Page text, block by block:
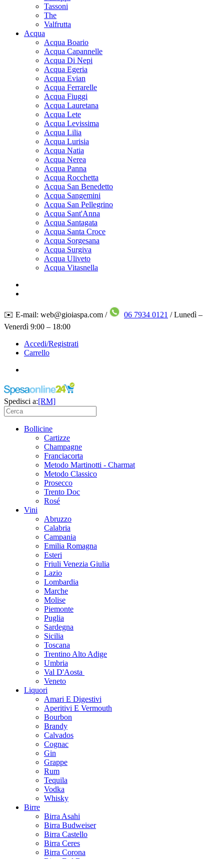
Tassoni
The
Valfrutta
Acqua
Acqua Boario
Acqua Capannelle
Acqua Di Nepi
Acqua Egeria
Acqua Evian
Acqua Ferrarelle
Acqua Fiuggi
Acqua Lauretana
Acqua Lete
Acqua Levissima
Acqua Lilia
Acqua Lurisia
Acqua Natia
Acqua Nerea
Acqua Panna
Acqua Rocchetta
Acqua San Benedetto
Acqua Sangemini
Acqua San Pellegrino
Acqua Sant'Anna
Acqua Santagata
Acqua Santa Croce
Acqua Sorgesana
Acqua Surgiva
Acqua Uliveto
Acqua Vitasnella
✉️ E-mail: web@gioiaspa.com / 06 7934 0121 / Lunedì –
Venerdì 9:00 – 18:00
Accedi/Registrati
Carrello
Spedisci a:[RM]
Bollicine
Cartizze
Champagne
Franciacorta
Metodo Martinotti - Charmat
Metodo Classico
Prosecco
Trento Doc
Rosé
Vini
Abruzzo
Calabria
Campania
Emilia Romagna
Esteri
Friuli Venezia Giulia
Lazio
Lombardia
Marche
Molise
Piemonte
Puglia
Sardegna
Sicilia
Toscana
Trentino Alto Adige
Umbria
Val D'Aosta
Veneto
Liquori
Amari E Digestivi
Aperitivi E Vermouth
Bourbon
Brandy
Calvados
Cognac
Gin
Grappe
Rum
Tequila
Vodka
Whisky
Birre
Birra Asahi
Birra Budweiser
Birra Castello
Birra Ceres
Birra Corona